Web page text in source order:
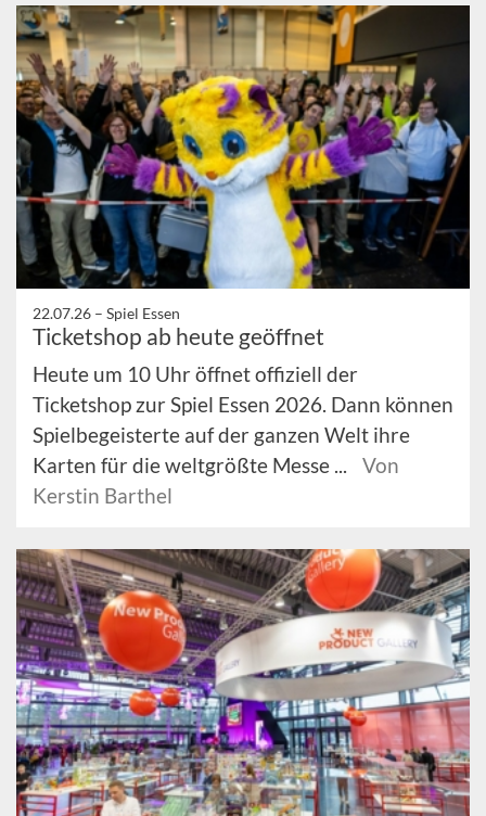
22.07.26 – Spiel Essen
Ticketshop ab heute geöffnet
Heute um 10 Uhr öffnet offiziell der
Ticketshop zur Spiel Essen 2026. Dann können
Spielbegeisterte auf der ganzen Welt ihre
Karten für die weltgrößte Messe ...
Von
Kerstin Barthel